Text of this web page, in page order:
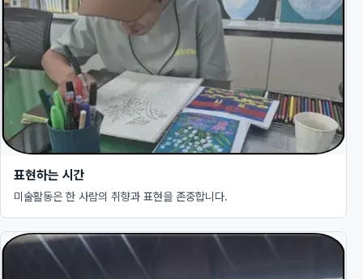
표현하는 시간
미술활동은 한 사람의 취향과 표현을 존중합니다.